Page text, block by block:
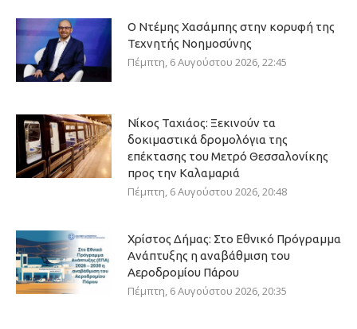
Ο Ντέμης Χασάμπης στην κορυφή της
Τεχνητής Νοημοσύνης
Πέμπτη, 6 Αυγούστου 2026, 22:45
Νίκος Ταχιάος: Ξεκινούν τα
δοκιμαστικά δρομολόγια της
επέκτασης του Μετρό Θεσσαλονίκης
προς την Καλαμαριά
Πέμπτη, 6 Αυγούστου 2026, 20:48
Χρίστος Δήμας: Στο Εθνικό Πρόγραμμα
Ανάπτυξης η αναβάθμιση του
Αεροδρομίου Πάρου
Πέμπτη, 6 Αυγούστου 2026, 20:35